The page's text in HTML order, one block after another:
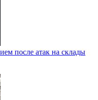
после атак на склады